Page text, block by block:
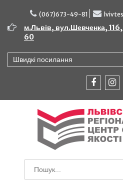
вмісту
(067)673-49-81
м.Львів, вул.Шевченка,
60
Швидкі посилання